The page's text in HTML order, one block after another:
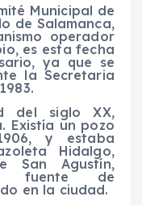
Municipal de
de Salamanca,
operador
es esta fecha
ya que se
la Secretaria
del siglo XX,
Existía un pozo
y estaba
Hidalgo,
San Agustín,
fuente de
en la ciudad.